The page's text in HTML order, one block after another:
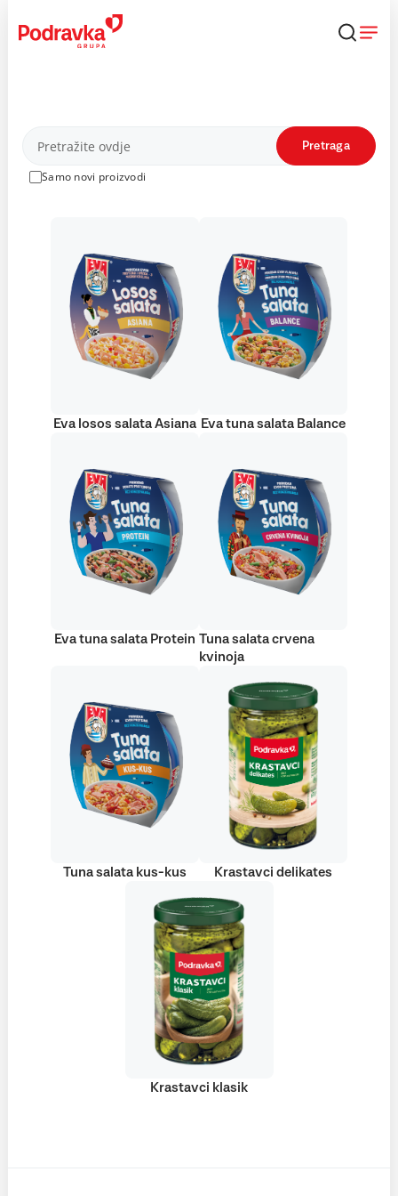
content
Proizvodi
Samo novi proizvodi
Pretraga
Eva losos salata Asiana Eva tuna salata Balance
Eva tuna salata Protein Tuna salata crvena
kvinoja
Tuna salata kus-kus Krastavci delikates
Krastavci klasik